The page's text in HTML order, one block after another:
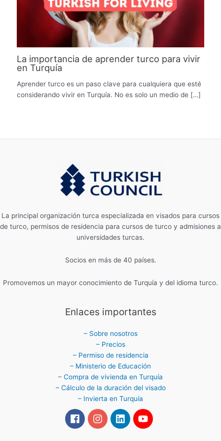
La importancia de aprender turco para vivir
en Turquía
Aprender turco es un paso clave para cualquiera que esté
considerando vivir en Turquía. No es solo un medio de […]
La principal organización turca especializada en visados ​​para cursos
de turco, permisos de residencia para cursos de turco y admisiones a
universidades turcas.
Socios en más de 40 países.
Promovemos un mayor conocimiento de Turquía y del idioma turco.
Enlaces importantes
– Sobre nosotros
– Precios
– Permiso de residencia
– Ministerio de Educación
– Compra de vivienda en Turquía
– Cálculo de la duración del visado
– Invierta en Turquía